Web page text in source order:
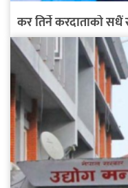
कर तिर्ने करदाताको सधैं